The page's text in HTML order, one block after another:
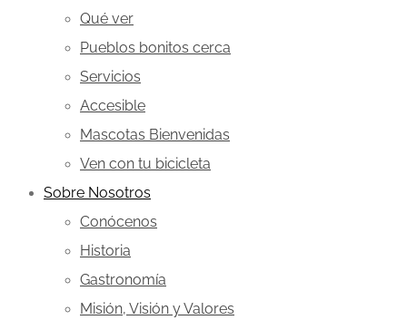
Qué ver
Pueblos bonitos cerca
Servicios
Accesible
Mascotas Bienvenidas
Ven con tu bicicleta
Sobre Nosotros
Conócenos
Historia
Gastronomía
Misión, Visión y Valores